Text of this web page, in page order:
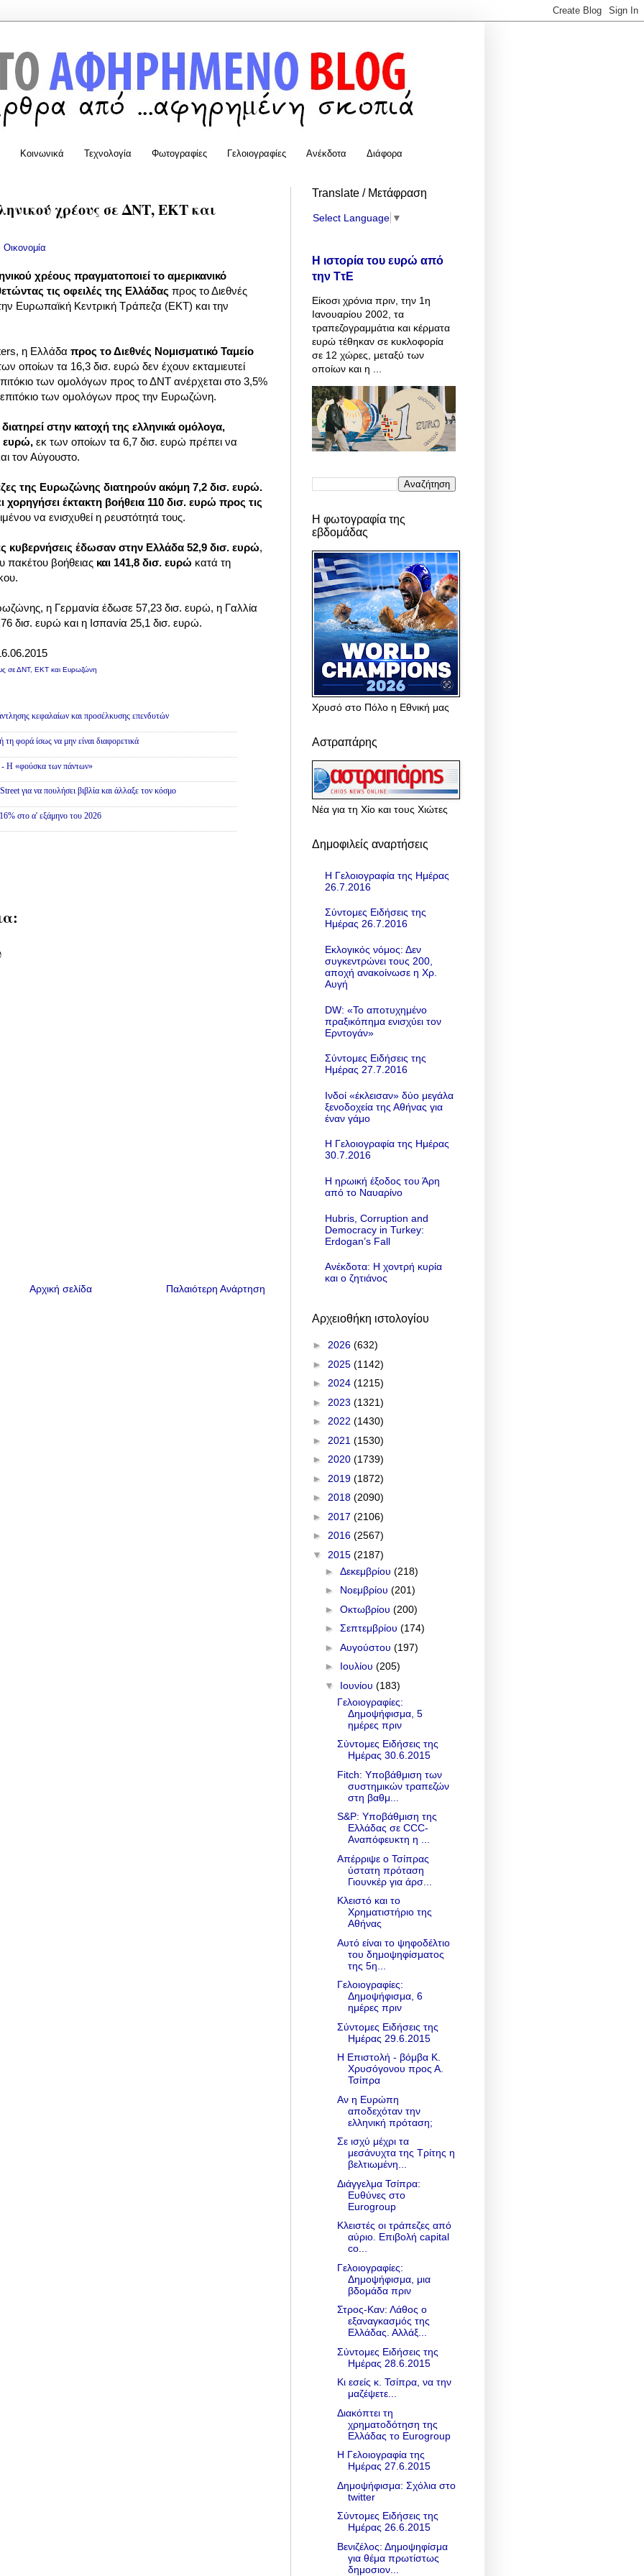
Κοινωνικά Τεχνολογία Φωτογραφίες Γελοιογραφίες Ανέκδοτα Διάφορα
χρέους σε ΔΝΤ, ΕΚΤ και
Οικονομία
χρέους πραγματοποιεί το αμερικανικό
τις οφειλές της Ελλάδας προς το Διεθνές
Ευρωπαϊκή Κεντρική Τράπεζα (ΕΚΤ) και την
η Ελλάδα προς το Διεθνές Νομισματικό Ταμείο
οποίων τα 16,3 δισ. ευρώ δεν έχουν εκταμιευτεί
των ομολόγων προς το ΔΝΤ ανέρχεται στο 3,5%
των ομολόγων προς την Ευρωζώνη.
στην κατοχή της ελληνικά ομόλογα,
ευρώ, εκ των οποίων τα 6,7 δισ. ευρώ πρέπει να
τον Αύγουστο.
της Ευρωζώνης διατηρούν ακόμη 7,2 δισ. ευρώ.
χορηγήσει έκτακτη βοήθεια 110 δισ. ευρώ προς τις
να ενισχυθεί η ρευστότητά τους.
κυβερνήσεις έδωσαν στην Ελλάδα 52,9 δισ. ευρώ,
πακέτου βοήθειας και 141,8 δισ. ευρώ κατά τη
η Γερμανία έδωσε 57,23 δισ. ευρώ, η Γαλλία
δισ. ευρώ και η Ισπανία 25,1 δισ. ευρώ.
σε ΔΝΤ, ΕΚΤ και Ευρωζώνη
κεφαλαίων και προσέλκυσης επενδυτών
τη φορά ίσως να μην είναι διαφορετικά
- Η «φούσκα των πάντων»
για να πουλήσει βιβλία και άλλαξε τον κόσμο
στο α' εξάμηνο του 2026
Παλαιότερη Ανάρτηση
Αρχική σελίδα
Translate / Μετάφραση
Select Language ▼
Η ιστορία του ευρώ από
την ΤτΕ
Είκοσι χρόνια πριν, την 1η
Ιανουαρίου 2002, τα
τραπεζογραμμάτια και κέρματα
ευρώ τέθηκαν σε κυκλοφορία
σε 12 χώρες, μεταξύ των
οποίων και η ...
Η φωτογραφία της
εβδομάδας
Χρυσό στο Πόλο η Εθνική μας
Αστραπάρης
Νέα για τη Χίο και τους Χιώτες
Δημοφιλείς αναρτήσεις
Η Γελοιογραφία της Ημέρας
26.7.2016
Σύντομες Ειδήσεις της
Ημέρας 26.7.2016
Εκλογικός νόμος: Δεν
συγκεντρώνει τους 200,
αποχή ανακοίνωσε η Χρ.
Αυγή
DW: «To αποτυχημένο
πραξικόπημα ενισχύει τον
Ερντογάν»
Σύντομες Ειδήσεις της
Ημέρας 27.7.2016
Ινδοί «έκλεισαν» δύο μεγάλα
ξενοδοχεία της Αθήνας για
έναν γάμο
Η Γελοιογραφία της Ημέρας
30.7.2016
Η ηρωική έξοδος του Άρη
από το Ναυαρίνο
Hubris, Corruption and
Democracy in Turkey:
Erdogan’s Fall
Ανέκδοτα: Η χοντρή κυρία
και ο ζητιάνος
Αρχειοθήκη ιστολογίου
► 2026 (632)
► 2025 (1142)
► 2024 (1215)
► 2023 (1321)
► 2022 (1430)
► 2021 (1530)
► 2020 (1739)
► 2019 (1872)
► 2018 (2090)
► 2017 (2106)
► 2016 (2567)
▼ 2015 (2187)
► Δεκεμβρίου (218)
► Νοεμβρίου (201)
► Οκτωβρίου (200)
► Σεπτεμβρίου (174)
► Αυγούστου (197)
► Ιουλίου (205)
▼ Ιουνίου (183)
Γελοιογραφίες:
Δημοψήφισμα, 5
ημέρες πριν
Σύντομες Ειδήσεις της
Ημέρας 30.6.2015
Fitch: Υποβάθμιση των
συστημικών τραπεζών
στη βαθμ...
S&P: Υποβάθμιση της
Ελλάδας σε CCC-
Αναπόφευκτη η ...
Απέρριψε ο Τσίπρας
ύστατη πρόταση
Γιουνκέρ για άρσ...
Κλειστό και το
Χρηματιστήριο της
Αθήνας
Αυτό είναι το ψηφοδέλτιο
του δημοψηφίσματος
της 5η...
Γελοιογραφίες:
Δημοψήφισμα, 6
ημέρες πριν
Σύντομες Ειδήσεις της
Ημέρας 29.6.2015
Η Επιστολή - βόμβα Κ.
Χρυσόγονου προς Α.
Τσίπρα
Αν η Ευρώπη
αποδεχόταν την
ελληνική πρόταση;
Σε ισχύ μέχρι τα
μεσάνυχτα της Τρίτης η
βελτιωμένη...
Διάγγελμα Τσίπρα:
Ευθύνες στο
Eurogroup
Kλειστές οι τράπεζες από
αύριο. Eπιβολή capital
co...
Γελοιογραφίες:
Δημοψήφισμα, μια
βδομάδα πριν
Στρος-Καν: Λάθος ο
εξαναγκασμός της
Ελλάδας. Αλλάξ...
Σύντομες Ειδήσεις της
Ημέρας 28.6.2015
Κι εσείς κ. Τσίπρα, να την
μαζέψετε...
Διακόπτει τη
χρηματοδότηση της
Ελλάδας το Eurogroup
Η Γελοιογραφία της
Ημέρας 27.6.2015
Δημοψήφισμα: Σχόλια στο
twitter
Σύντομες Ειδήσεις της
Ημέρας 26.6.2015
Βενιζέλος: Δημοψηφίσμα
για θέμα πρωτίστως
δημοσιον...